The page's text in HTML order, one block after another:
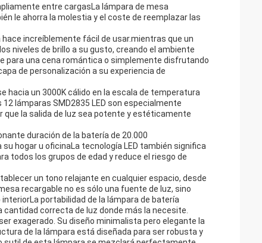
entre cargasLa lámpara de mesa
le ahorra la molestia y el coste de reemplazar las
increíblemente fácil de usar.mientras que un
niveles de brillo a su gusto, creando el ambiente
para una cena romántica o simplemente disfrutando
de personalización a su experiencia de
hacia un 3000K cálido en la escala de temperatura
lámparas SMD2835 LED son especialmente
que la salida de luz sea potente y estéticamente
duración de la batería de 20.000
hogar u oficinaLa tecnología LED también significa
todos los grupos de edad y reduce el riesgo de
un tono relajante en cualquier espacio, desde
recargable no es sólo una fuente de luz, sino
portabilidad de la lámpara de batería
correcta de luz donde más la necesite.
exagerado. Su diseño minimalista pero elegante la
de la lámpara está diseñada para ser robusta y